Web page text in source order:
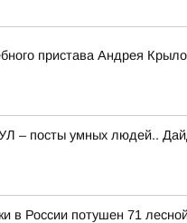
пристава Андрея
– посты умных людей..
в России потушен 71